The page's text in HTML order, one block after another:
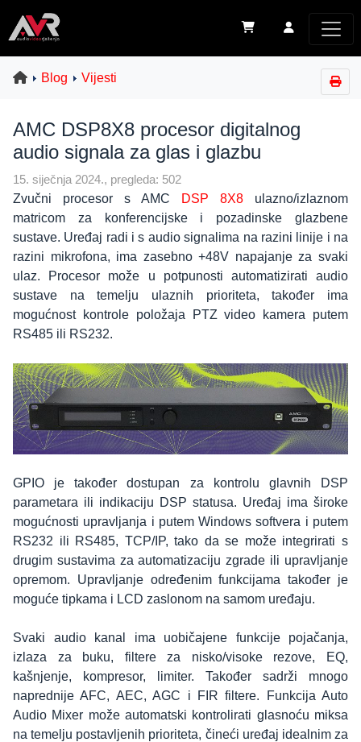
Blog Vijesti
AMC DSP8X8 procesor digitalnog
audio signala za glas i glazbu
15. siječnja 2024., pregleda: 502
Zvučni procesor s AMC DSP 8X8 ulazno/izlaznom
matricom za konferencijske i pozadinske glazbene
sustave. Uređaj radi i s audio signalima na razini linije i na
razini mikrofona, ima zasebno +48V napajanje za svaki
ulaz. Procesor može u potpunosti automatizirati audio
sustave na temelju ulaznih prioriteta, također ima
mogućnost kontrole položaja PTZ video kamera putem
RS485 ili RS232.
GPIO je također dostupan za kontrolu glavnih DSP
parametara ili indikaciju DSP statusa. Uređaj ima široke
mogućnosti upravljanja i putem Windows softvera i putem
RS232 ili RS485, TCP/IP, tako da se može integrirati s
drugim sustavima za automatizaciju zgrade ili upravljanje
opremom. Upravljanje određenim funkcijama također je
moguće tipkama i LCD zaslonom na samom uređaju.
Svaki audio kanal ima uobičajene funkcije pojačanja,
izlaza za buku, filtere za nisko/visoke rezove, EQ,
kašnjenje, kompresor, limiter. Također sadrži mnogo
naprednije AFC, AEC, AGC i FIR filtere. Funkcija Auto
Audio Mixer može automatski kontrolirati glasnoću miksa
na temelju postavljenih prioriteta, čineći uređaj idealnim za